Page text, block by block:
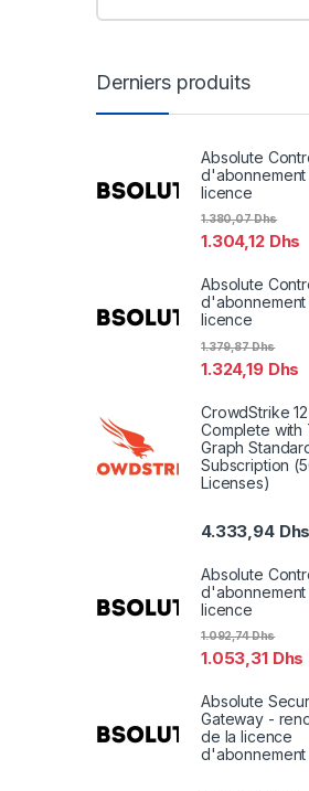
Derniers produits
Absolute
d'abonnement
licence
1.304,12 Dhs
1.380,07Dhs
Absolute
d'abonnement
licence
1.324,19 Dhs
1.379,87Dhs
CrowdStrike
Complete with
Graph
Subscription
Licenses)
4.333,94 Dhs
Absolute
d'abonnement
licence
1.053,31 Dhs
1.092,74Dhs
Absolute
Gateway -
de la licence
d'abonnement